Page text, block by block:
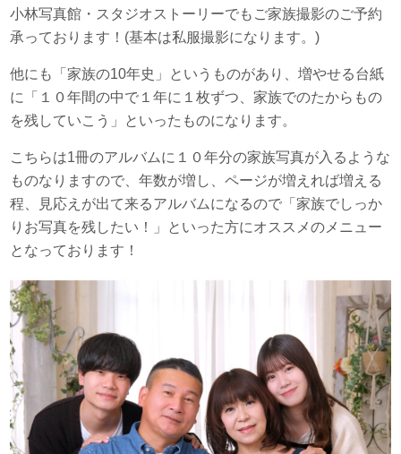
小林写真館・スタジオストーリーでもご家族撮影のご予約
承っております！(基本は私服撮影になります。)
他にも「家族の10年史」というものがあり、増やせる台紙
に「１０年間の中で１年に１枚ずつ、家族でのたからもの
を残していこう」といったものになります。
こちらは1冊のアルバムに１０年分の家族写真が入るような
ものなりますので、年数が増し、ページが増えれば増える
程、見応えが出て来るアルバムになるので「家族でしっか
りお写真を残したい！」といった方にオススメのメニュー
となっております！